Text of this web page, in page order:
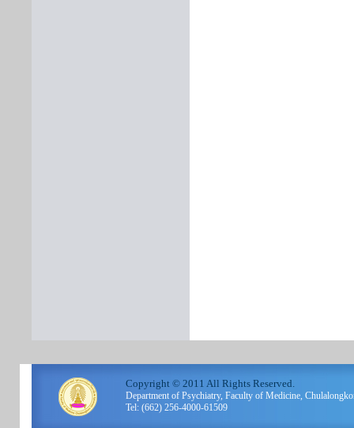
Copyright © 2011 All Rights Reserved.
Department of Psychiatry, Faculty of Medicine,
Tel: (662) 256-4000-61509